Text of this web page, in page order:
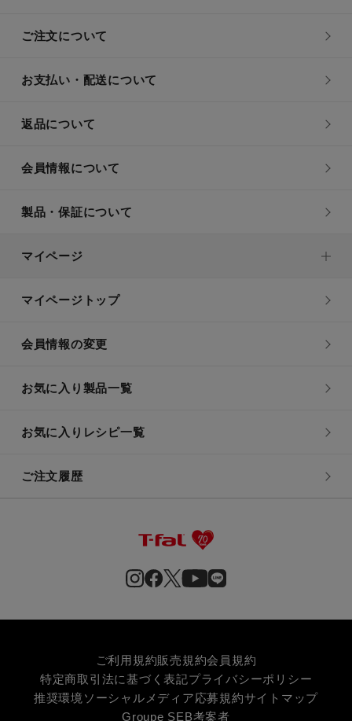
ご注文について
お支払い・配送について
返品について
会員情報について
製品・保証について
マイページ
マイページトップ
会員情報の変更
お気に入り製品一覧
お気に入りレシピ一覧
ご注文履歴
ご利用規約販売規約会員規約
特定商取引法に基づく表記プライバシーポリシー
推奨環境 ソーシャルメディア応募規約サイトマップ
Groupe SEB考案者